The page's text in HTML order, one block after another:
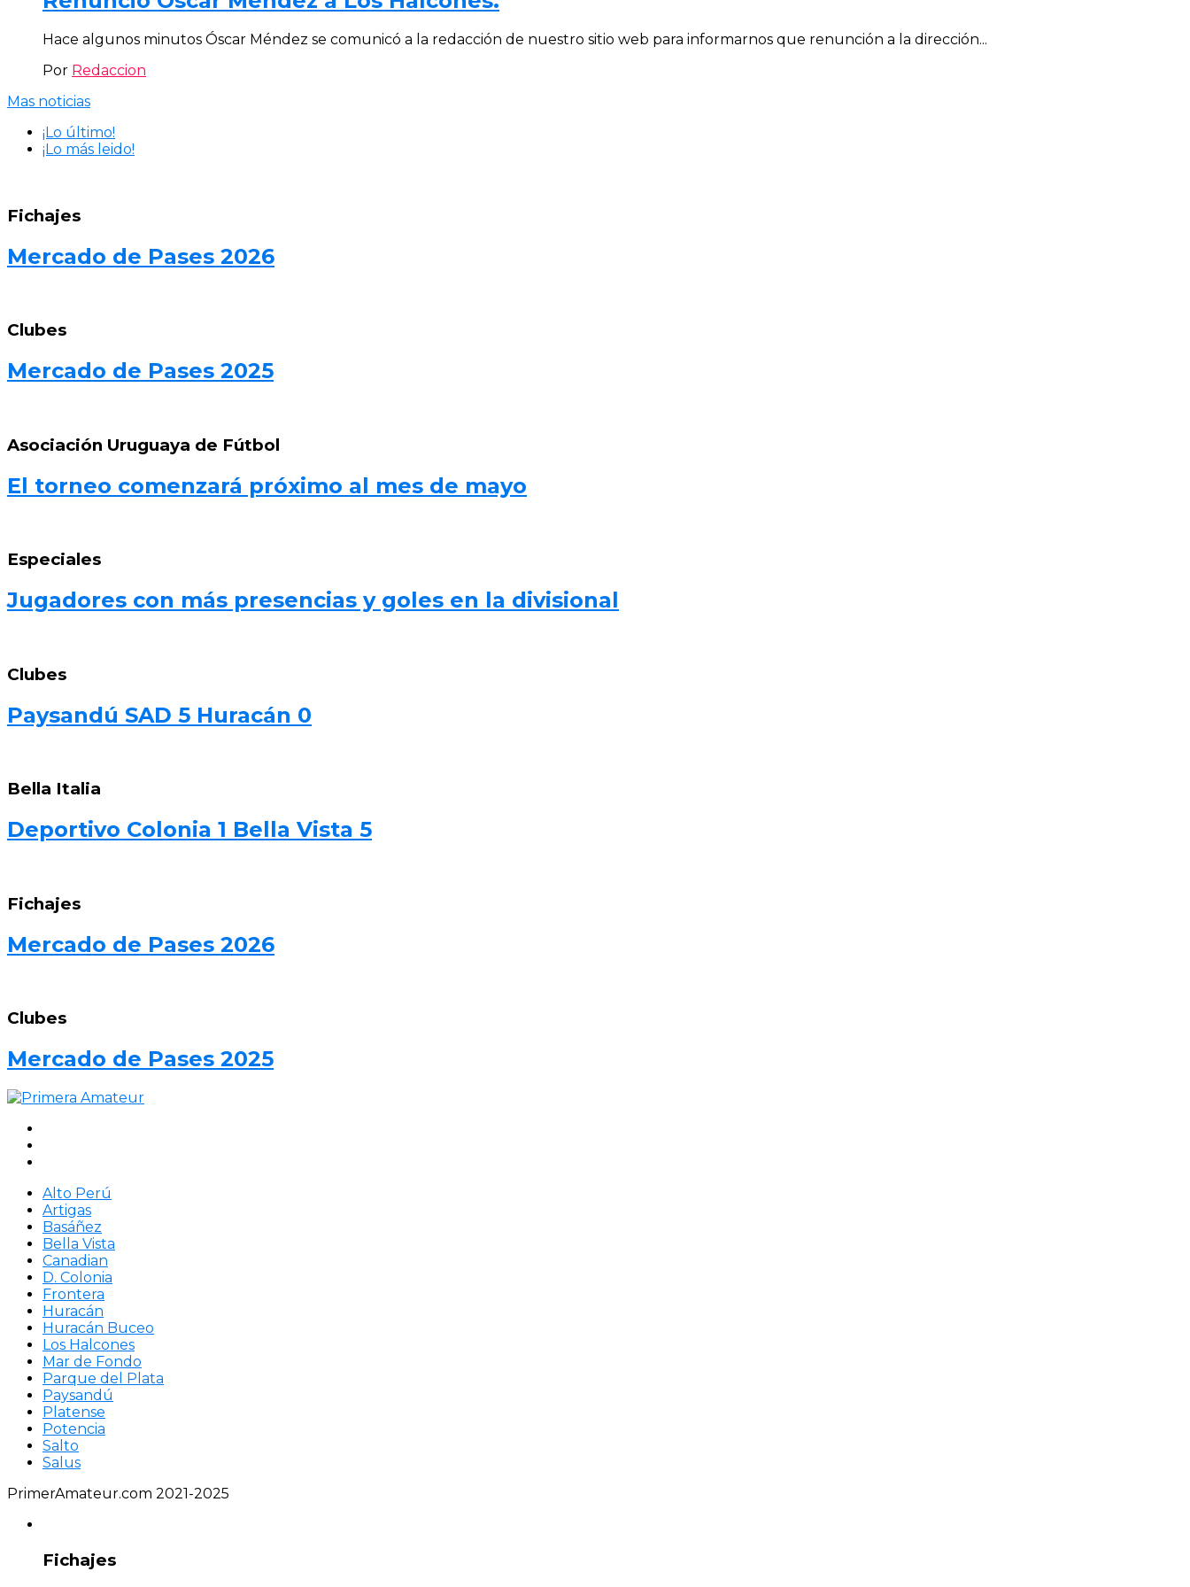
Hace algunos minutos Óscar Méndez se comunicó a la redacción de nuestro sitio web para informarnos que renunción a la dirección...
Por Redaccion
Mas noticias
¡Lo último!
¡Lo más leido!
Fichajes
Mercado de Pases 2026
Clubes
Mercado de Pases 2025
Asociación Uruguaya de Fútbol
El torneo comenzará próximo al mes de mayo
Especiales
Jugadores con más presencias y goles en la divisional
Clubes
Paysandú SAD 5 Huracán 0
Bella Italia
Deportivo Colonia 1 Bella Vista 5
Fichajes
Mercado de Pases 2026
Clubes
Mercado de Pases 2025
Alto Perú
Artigas
Basáñez
Bella Vista
Canadian
D. Colonia
Frontera
Huracán
Huracán Buceo
Los Halcones
Mar de Fondo
Parque del Plata
Paysandú
Platense
Potencia
Salto
Salus
PrimerAmateur.com 2021-2025
Fichajes